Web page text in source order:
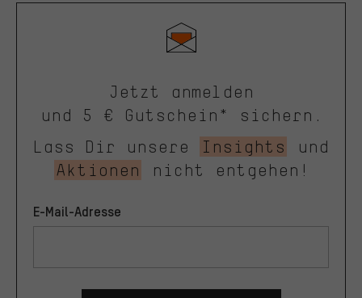
Jetzt anmelden
und 5 € Gutschein* sichern.
Lass Dir unsere
Insights
und
Aktionen
nicht entgehen!
E-Mail-Adresse